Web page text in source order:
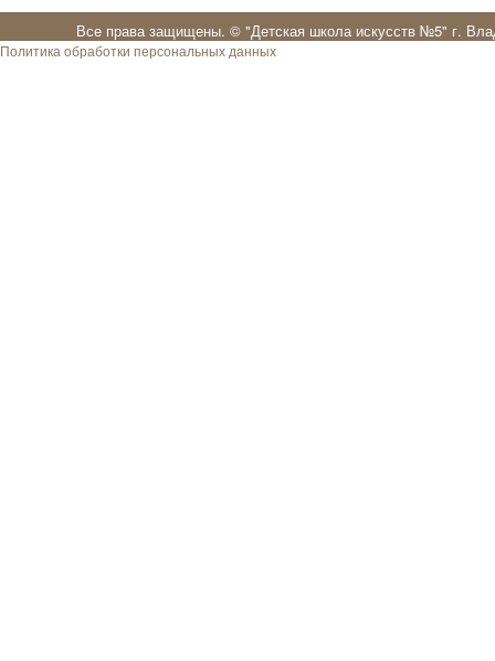
Все права защищены. ©"Детская школа искусств №5" г.
Политика обработки персональных данных